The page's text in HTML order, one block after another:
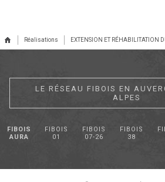
Réalisations EXTENSION ET RÉHABILITATION
LE RÉSEAU FIBOIS EN
ALPES
FIBOIS
AURA
FIBOIS
01
FIBOIS
07-26
FIBOIS
38